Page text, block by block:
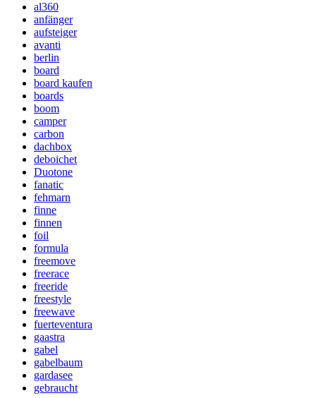
al360
anfänger
aufsteiger
avanti
berlin
board
board kaufen
boards
boom
camper
carbon
dachbox
deboichet
Duotone
fanatic
fehmarn
finne
finnen
foil
formula
freemove
freerace
freeride
freestyle
freewave
fuerteventura
gaastra
gabel
gabelbaum
gardasee
gebraucht